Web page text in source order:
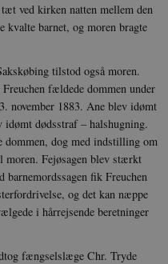
ved kirken natten mellem den
kvalte barnet, og moren bragte
tilstod også moren.
fældede dommen under
november 1883. Ane blev idømt
dødsstraf – halshugning.
dommen, dog med indstilling om
Fejøsagen blev stærkt
fik Freuchen
og det kan næppe
i hårrejsende beretninger
fængselslæge Chr. Tryde